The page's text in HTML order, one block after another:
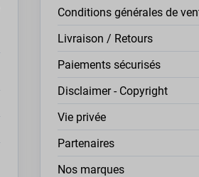
Conditions générales de
Livraison / Retours
Paiements sécurisés
Disclaimer - Copyright
Vie privée
Partenaires
Nos marques